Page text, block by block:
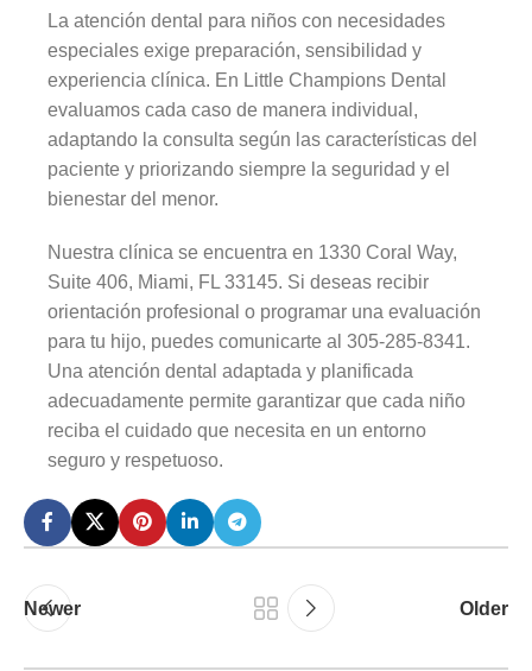
La atención dental para niños con necesidades
especiales exige preparación, sensibilidad y
experiencia clínica. En Little Champions Dental
evaluamos cada caso de manera individual,
adaptando la consulta según las características del
paciente y priorizando siempre la seguridad y el
bienestar del menor.
Nuestra clínica se encuentra en 1330 Coral Way,
Suite 406, Miami, FL 33145. Si deseas recibir
orientación profesional o programar una evaluación
para tu hijo, puedes comunicarte al 305-285-8341.
Una atención dental adaptada y planificada
adecuadamente permite garantizar que cada niño
reciba el cuidado que necesita en un entorno
seguro y respetuoso.
Newer Older